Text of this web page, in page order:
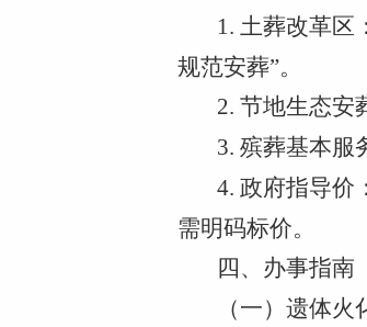
1. 土葬改革区
规范安葬”。
2. 节地生态安
3. 殡葬基本服
4. 政府指导价
需明码标价。
四、办事指南
（一）遗体火